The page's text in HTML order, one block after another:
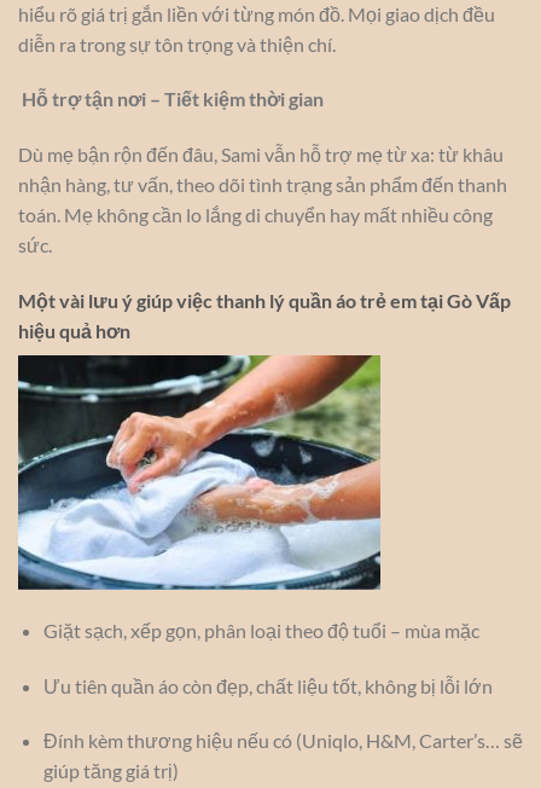
hiểu rõ giá trị gắn liền với từng món đồ. Mọi giao dịch đều
diễn ra trong sự tôn trọng và thiện chí.
Hỗ trợ tận nơi – Tiết kiệm thời gian
Dù mẹ bận rộn đến đâu, Sami vẫn hỗ trợ mẹ từ xa: từ khâu
nhận hàng, tư vấn, theo dõi tình trạng sản phẩm đến thanh
toán. Mẹ không cần lo lắng di chuyển hay mất nhiều công
sức.
Một vài lưu ý giúp việc thanh lý quần áo trẻ em tại Gò Vấp
hiệu quả hơn
Giặt sạch, xếp gọn, phân loại theo độ tuổi – mùa mặc
Ưu tiên quần áo còn đẹp, chất liệu tốt, không bị lỗi lớn
Đính kèm thương hiệu nếu có (Uniqlo, H&M, Carter’s… sẽ
giúp tăng giá trị)